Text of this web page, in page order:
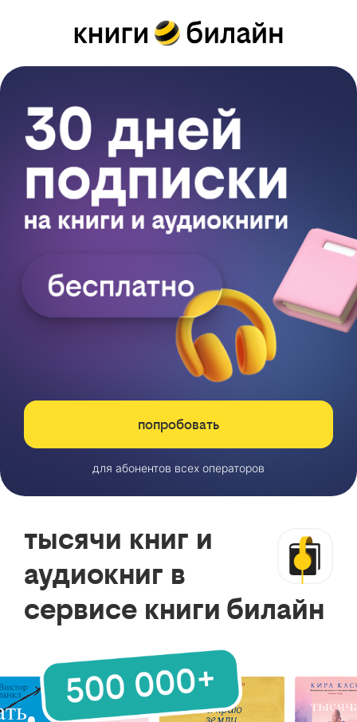
попробовать
для абонентов всех операторов
тысячи книг и
аудиокниг в
сервисе книги билайн